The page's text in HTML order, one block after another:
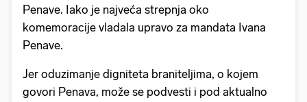
Penave. Iako je najveća strepnja oko
komemoracije vladala upravo za mandata Ivana
Penave.
Jer oduzimanje digniteta braniteljima, o kojem
govori Penava, može se podvesti i pod aktualno